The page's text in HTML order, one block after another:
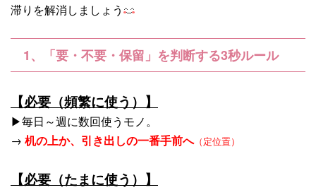
滞りを解消しましょう
1、「要・不要・保留」を判断する3秒ルール
【必要（頻繁に使う）】
▶毎日～週に数回使うモノ。
→ 机の上か、引き出しの一番手前へ（定位置）
【必要（たまに使う）】